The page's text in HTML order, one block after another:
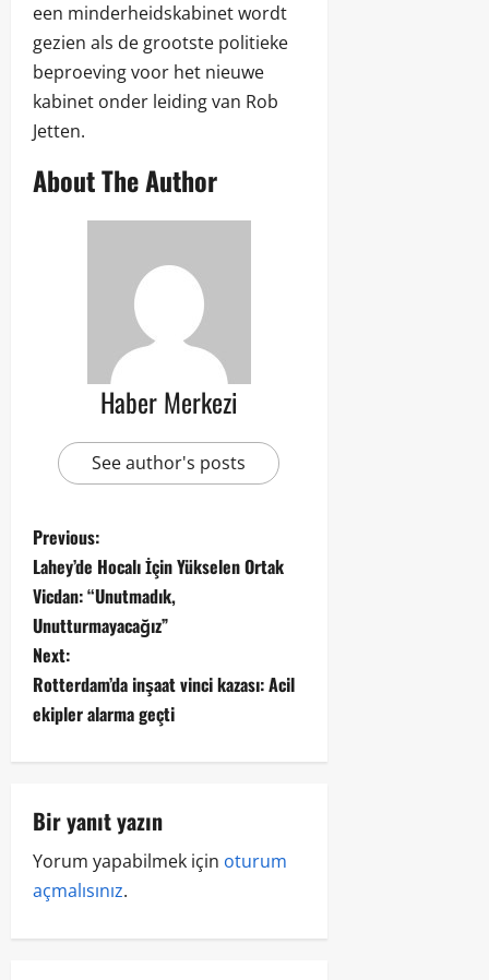
een minderheidskabinet wordt
gezien als de grootste politieke
beproeving voor het nieuwe
kabinet onder leiding van Rob
Jetten.
About The Author
Haber Merkezi
See author's posts
Previous:
Lahey’de Hocalı İçin Yükselen Ortak
Vicdan: “Unutmadık,
Unutturmayacağız”
Next:
Rotterdam’da inşaat vinci kazası: Acil
ekipler alarma geçti
Bir yanıt yazın
Yorum yapabilmek için oturum
açmalısınız.